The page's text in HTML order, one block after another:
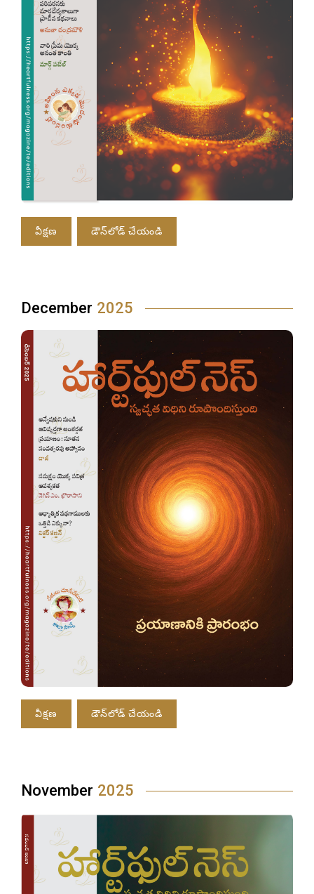
వీక్షణ డౌన్‌లోడ్ చేయండి
December 2025
వీక్షణ డౌన్‌లోడ్ చేయండి
November 2025